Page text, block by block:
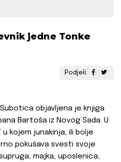
jedne Tonke
Podjeli:
objavljena je knjiga
Bartoša iz Novog Sada. U
kojem junakinja, ili bolje
pokušava svesti svoje
majka, uposlenica,